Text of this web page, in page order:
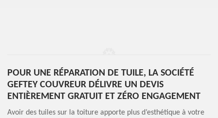
POUR UNE RÉPARATION DE TUILE, LA SOCIÉTÉ
GEFTEY COUVREUR DÉLIVRE UN DEVIS
ENTIÈREMENT GRATUIT ET ZÉRO ENGAGEMENT
Avoir des tuiles sur la toiture apporte plus d’esthétique à votre